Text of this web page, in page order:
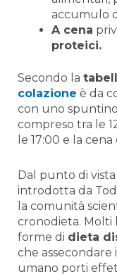
accumulo
A cena
proteici.
Secondo la
colazione è da
con uno
compreso tra le
le 17:00 e la
Dal punto di
introdotta da
la comunità
cronodieta.
forme di dieta
che
umano porti